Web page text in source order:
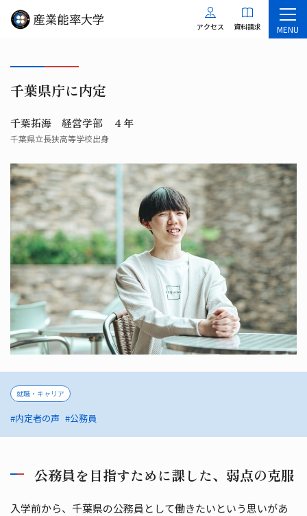
アクセス 資料請求 MENU
千葉県庁に内定
千葉拓海 経営学部 ４年
千葉県立長狭高等学校出身
就職・キャリア
#内定者の声 #公務員
公務員を目指すために課した、弱点の克服
入学前から、千葉県の公務員として働きたいという思いがあ